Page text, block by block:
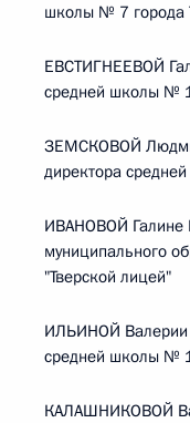
школы № 7 города
ЕВСТИГНЕЕВОЙ
средней школы №
ЗЕМСКОВОЙ
директора
ИВАНОВОЙ Галине
муниципального
"Тверской лицей"
ИЛЬИНОЙ Валерии
средней школы №
КАЛАШНИКОВОЙ